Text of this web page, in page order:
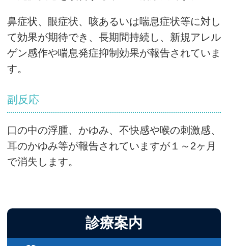
鼻症状、眼症状、咳あるいは喘息症状等に対し
て効果が期待でき、長期間持続し、新規アレル
ゲン感作や喘息発症抑制効果が報告されていま
す。
副反応
口の中の浮腫、かゆみ、不快感や喉の刺激感、
耳のかゆみ等が報告されていますが１～2ヶ月
で消失します。
診療案内